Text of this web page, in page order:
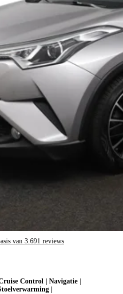
van 3.691 reviews
Control | Navigatie |
|